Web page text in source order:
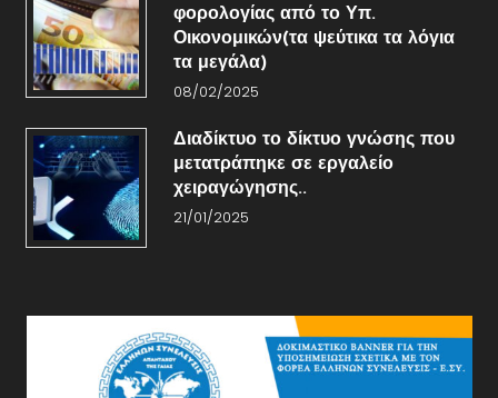
φορολογίας από το Υπ.
Οικονομικών(τα ψεύτικα τα λόγια
τα μεγάλα)
08/02/2025
Διαδίκτυο το δίκτυο γνώσης που
μετατράπηκε σε εργαλείο
χειραγώγησης..
21/01/2025